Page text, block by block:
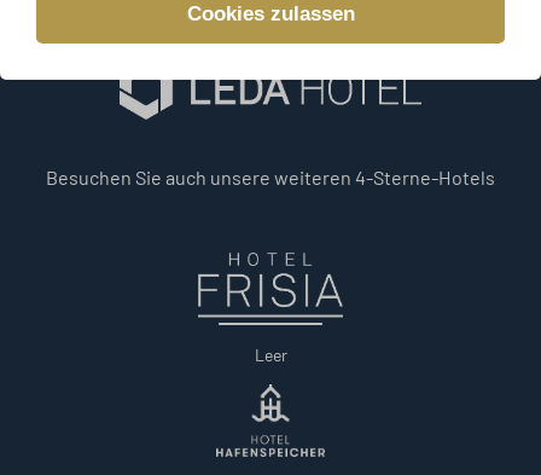
Cookies zulassen
Besuchen Sie auch unsere weiteren 4-Sterne-Hotels
Leer